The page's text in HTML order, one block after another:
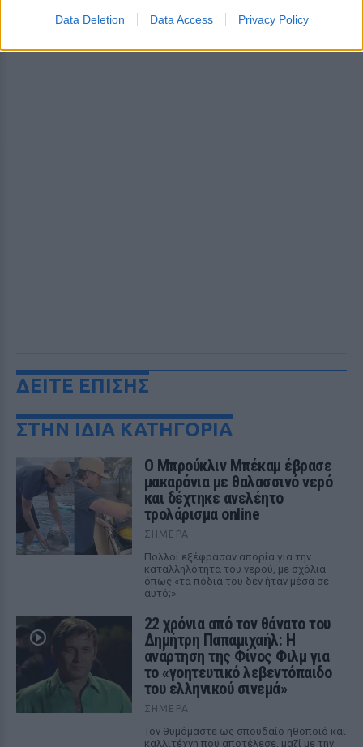
Data Deletion Data Access Privacy Policy
ΔΕΙΤΕ ΕΠΙΣΗΣ
ΣΤΗΝ ΙΔΙΑ ΚΑΤΗΓΟΡΙΑ
Ο Μπρούκλιν Μπέκαμ έβρασε
μακαρόνια με θαλασσινό νερό
και δέχτηκε ανελέητο
τρολάρισμα online
ΣΉΜΕΡΑ
Πολλοί εξέφρασαν απορία για την
καταλληλότητα του νερού, με σχόλια
όπως «τα πόδια του δεν ήταν μέσα σε
αυτό;»
22 χρόνια από τον θάνατο του
Δημήτρη Παπαμιχαήλ: Η
ανάρτηση της Φίνος Φιλμ για
το «γοητευτικό λεβεντόπαιδο
του ελληνικού σινεμά»
ΣΉΜΕΡΑ
Τον θυμόμαστε ως σπουδαίο ηθοποιό και
καλλιτέχνη που αποτέλεσε, μαζί με την